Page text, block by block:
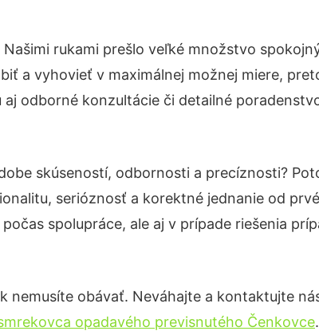
rukami prešlo veľké množstvo
a vyhovieť v maximálnej možnej miere,
aj odborné konzultácie či detailné
skúseností, odbornosti a precíznosti?
serióznosť a korektné jednanie od
spolupráce, ale aj v prípade riešenia
nemusíte obávať. Neváhajte a kontaktujte
opadavého previsnutého Čenkovce.